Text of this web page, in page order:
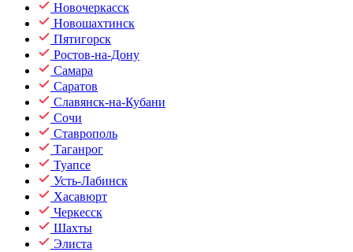
Новочеркасск
Новошахтинск
Пятигорск
Ростов-на-Дону
Самара
Саратов
Славянск-на-Кубани
Сочи
Ставрополь
Таганрог
Туапсе
Усть-Лабинск
Хасавюрт
Черкесск
Шахты
Элиста